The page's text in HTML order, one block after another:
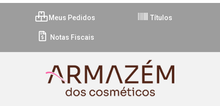
Meus Pedidos Títulos
Notas Fiscais